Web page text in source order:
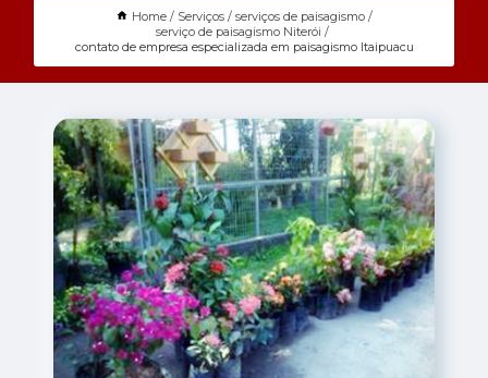
Home Serviços
serviços de paisagismo
serviço de paisagismo Niterói
contato de empresa especializada em paisagismo Itaipuacu